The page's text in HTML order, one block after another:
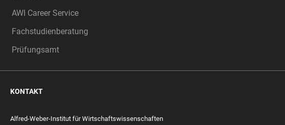
AWI Career Service
Fachstudienberatung
Prüfungsamt
KONTAKT
Alfred-Weber-Institut für Wirtschaftswissenschaften